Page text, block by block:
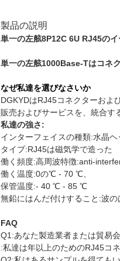
製品の説明
単一の左舷8P12C 6U RJ45の
単一の左舷1000Base-Tはコネ
なぜ私達を選びなさいか
DGKYDはRJ45コネクターおよ
販売およびサービスを、統合す
私達の強さ:
インターフェイスの種類:水晶
タイプ:RJ45は磁気学で造った
働く頻度:高周波特徴:anti-
働く温度:0の℃ - 70 ℃、
保管温度:- 40 ℃ - 85 ℃
無鉛にはんだ付けすること:波
FAQ
Q1:あなた製造業者または貿易
:私達は年以上のためのRJ45コ